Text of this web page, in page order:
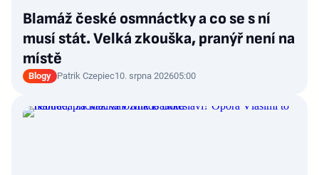
Blamáž české osmnáctky a co se s ní
musí stát. Velká zkouška, pranýř není na
místě
Blogy Patrik Czepiec10. srpna 202605:00